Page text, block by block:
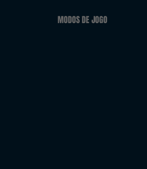
MODOS DE JOGO